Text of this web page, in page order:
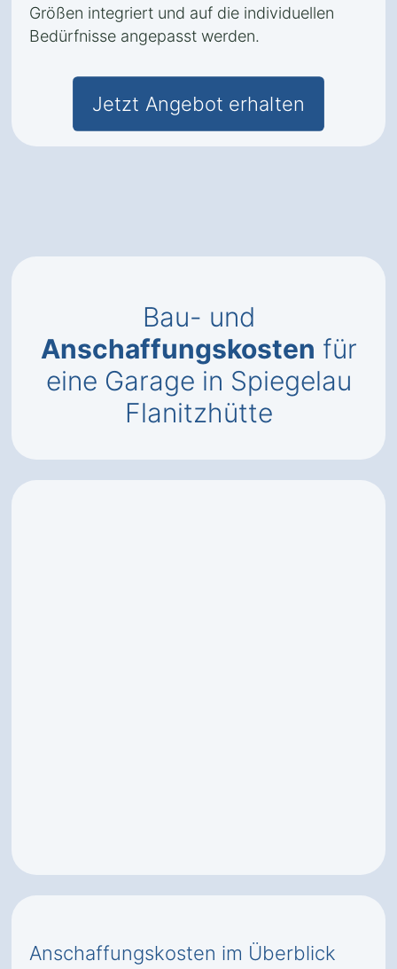
Größen integriert und auf die individuellen
Bedürfnisse angepasst werden.
Jetzt Angebot erhalten
Bau- und
Anschaffungskosten für
eine Garage in Spiegelau
Flanitzhütte
Anschaffungskosten im Überblick